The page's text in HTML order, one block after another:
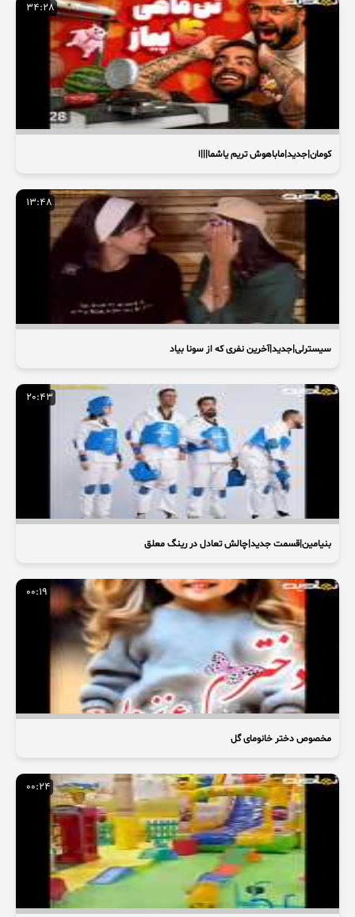
34:28
کومان|جدید|ماباهوش تریم یاشما|||ا
13:48
سیسترلی|جدید|آخرین نفری که از سونا بیاد
20:43
بنیامین|قسمت جدید|چالش تعادل در رینگ معلق
00:19
مخصوص دختر خانومای گل
00:24